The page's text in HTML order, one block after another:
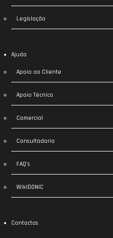
Legislação
Ajuda
Apoio ao Cliente
Apoio Técnico
Comercial
Consultadoria
FAQ’s
WikIDONIC
Contactos